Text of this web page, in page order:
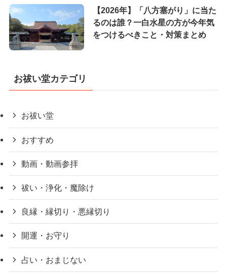
【2026年】「八方塞がり」に当た
るのは誰？一白水星の方が今年気
をつけるべきこと・対策まとめ
お祓い堂カテゴリ
お祓い堂
おすすめ
動画・動画参拝
祓い・浄化・魔除け
良縁・縁切り・悪縁切り
開運・お守り
占い・おまじない